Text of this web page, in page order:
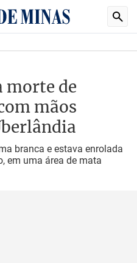
morte de
mãos
branca e estava enrolada
em uma área de mata